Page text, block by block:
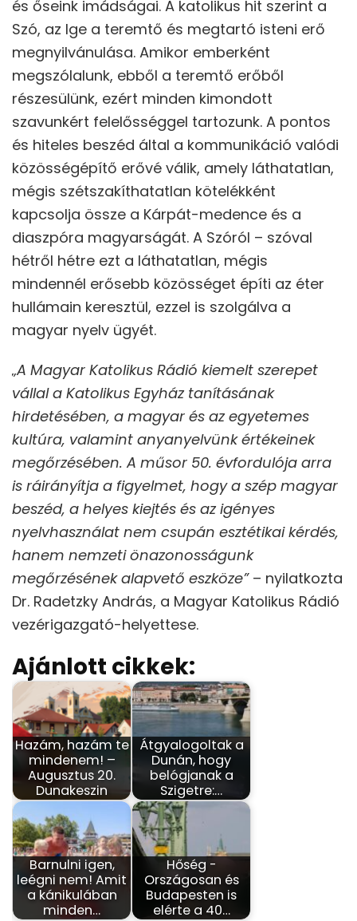
és őseink imádságai. A katolikus hit szerint a
Szó, az Ige a teremtő és megtartó isteni erő
megnyilvánulása. Amikor emberként
megszólalunk, ebből a teremtő erőből
részesülünk, ezért minden kimondott
szavunkért felelősséggel tartozunk. A pontos
és hiteles beszéd által a kommunikáció valódi
közösségépítő erővé válik, amely láthatatlan,
mégis szétszakíthatatlan kötelékként
kapcsolja össze a Kárpát-medence és a
diaszpóra magyarságát. A Szóról – szóval
hétről hétre ezt a láthatatlan, mégis
mindennél erősebb közösséget építi az éter
hullámain keresztül, ezzel is szolgálva a
magyar nyelv ügyét.
„A Magyar Katolikus Rádió kiemelt szerepet
vállal a Katolikus Egyház tanításának
hirdetésében, a magyar és az egyetemes
kultúra, valamint anyanyelvünk értékeinek
megőrzésében. A műsor 50. évfordulója arra
is ráirányítja a figyelmet, hogy a szép magyar
beszéd, a helyes kiejtés és az igényes
nyelvhasználat nem csupán esztétikai kérdés,
hanem nemzeti önazonosságunk
megőrzésének alapvető eszköze”– nyilatkozta
Dr. Radetzky András, a Magyar Katolikus Rádió
vezérigazgató-helyettese.
Ajánlott cikkek:
Hazám, hazám te
mindenem! –
Augusztus 20.
Dunakeszin
Átgyalogoltak a
Dunán, hogy
belógjanak a
Szigetre:…
Barnulni igen,
leégni nem! Amit
a kánikulában
minden…
Hőség -
Országosan és
Budapesten is
elérte a 40…